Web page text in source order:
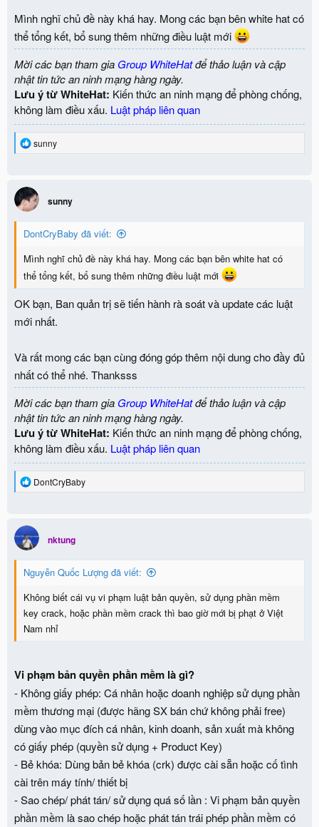
Mình nghĩ chủ đề này khá hay. Mong các bạn bên white hat có
thể tổng kết, bổ sung thêm những điều luật mới
Mời các bạn tham gia Group WhiteHatđể thảo luận và cập
nhật tin tức an ninh mạng hàng ngày.
Lưu ý từ WhiteHat: Kiến thức an ninh mạng để phòng chống,
không làm điều xấu. Luật pháp liên quan
R
t
i
o
n
s
sunny
sunny
DontCryBaby đã viết:
Mình nghĩ chủ đề này khá hay. Mong các bạn bên white hat có
thể tổng kết, bổ sung thêm những điều luật mới
OK bạn, Ban quản trị sẽ tiến hành rà soát và update các luật
mới nhất.
Và rất mong các bạn cùng đóng góp thêm nội dung cho đầy đủ
nhất có thể nhé. Thanksss
Mời các bạn tham gia Group WhiteHatđể thảo luận và cập
nhật tin tức an ninh mạng hàng ngày.
Lưu ý từ WhiteHat: Kiến thức an ninh mạng để phòng chống,
không làm điều xấu. Luật pháp liên quan
R
t
i
o
n
s
DontCryBaby
nktung
Nguyễn Quốc Lượng đã viết:
Không biết cái vụ vi phạm luật bản quyền, sử dụng phần mềm
key crack, hoặc phần mềm crack thì bao giờ mới bị phạt ở Việt
Nam nhỉ
Vi phạm bản quyền phần mềm là gì?
- Không giấy phép: Cá nhân hoặc doanh nghiệp sử dụng phần
mềm thương mại (được hãng SX bán chứ không phải free)
dùng vào mục đích cá nhân, kinh doanh, sản xuất mà không
có giấy phép (quyền sử dụng + Product Key)
- Bẻ khóa: Dùng bản bẻ khóa (crk) được cài sẵn hoặc cố tình
cài trên máy tính/ thiết bị
- Sao chép/ phát tán/ sử dụng quá số lần : Vi phạm bản quyền
phần mềm là sao chép hoặc phát tán trái phép phần mềm có